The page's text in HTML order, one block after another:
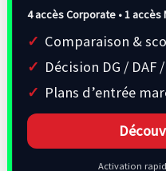
4 accès Corporate • 1 accès
Comparaison &
Décision DG / DAF
Plans d’entrée
Activation